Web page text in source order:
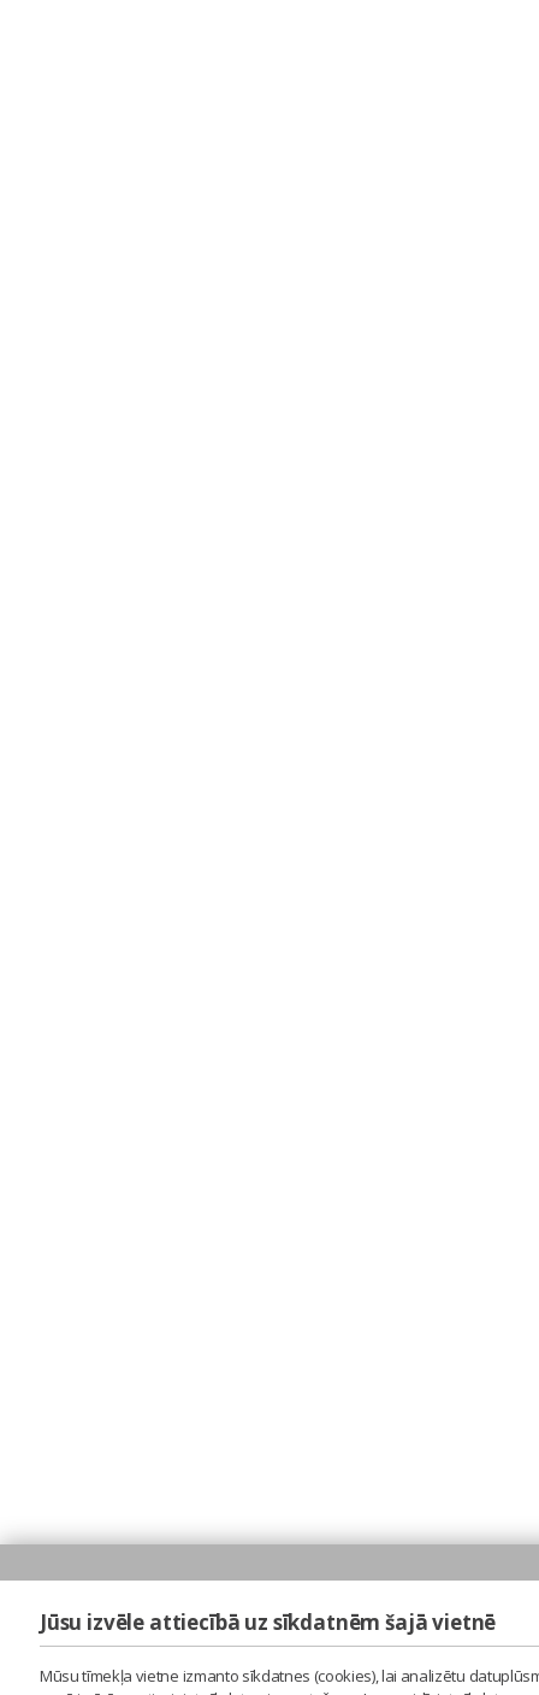
Jūsu izvēle attiecībā uz sīkdatnēm šajā vietnē
Mūsu tīmekļa vietne izmanto sīkdatnes (cookies), lai analizētu